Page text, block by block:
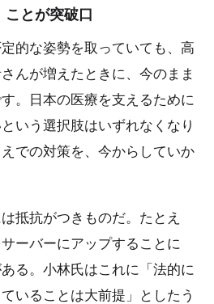
ことが突破口
定的な姿勢を取っていても、高
んが増えたときに、今のまま
。日本の医療を支えるために
いう選択肢はいずれなくなり
での対策を、今からしていか
抵抗がつきものだ。たとえ
ーバーにアップすることに
る。小林氏はこれに「法的に
いることは大前提」としたう